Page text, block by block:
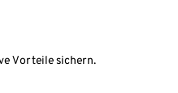
Vorteile sichern.